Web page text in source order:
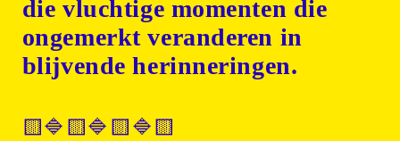
die vluchtige momenten die
ongemerkt veranderen in
blijvende herinneringen.
🟨🔷🟨🔷🟨🔷🟨